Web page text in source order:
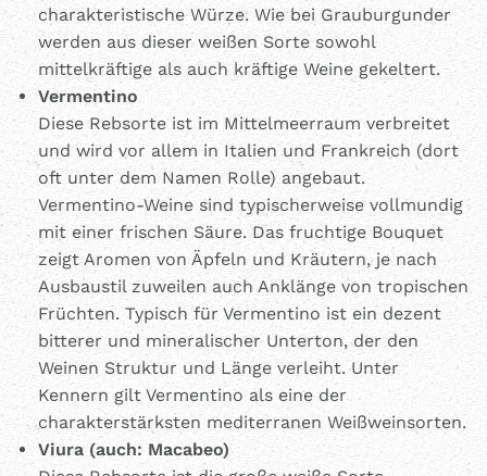
charakteristische Würze. Wie bei Grauburgunder
werden aus dieser weißen Sorte sowohl
mittelkräftige als auch kräftige Weine gekeltert.
Vermentino
Diese Rebsorte ist im Mittelmeerraum verbreitet
und wird vor allem in Italien und Frankreich (dort
oft unter dem Namen Rolle) angebaut.
Vermentino-Weine sind typischerweise vollmundig
mit einer frischen Säure. Das fruchtige Bouquet
zeigt Aromen von Äpfeln und Kräutern, je nach
Ausbaustil zuweilen auch Anklänge von tropischen
Früchten. Typisch für Vermentino ist ein dezent
bitterer und mineralischer Unterton, der den
Weinen Struktur und Länge verleiht. Unter
Kennern gilt Vermentino als eine der
charakterstärksten mediterranen Weißweinsorten.
Viura (auch: Macabeo)